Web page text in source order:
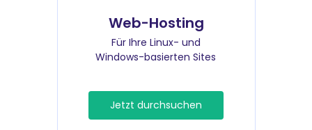
Web-Hosting
Für Ihre Linux- und
Windows-basierten Sites
Jetzt durchsuchen